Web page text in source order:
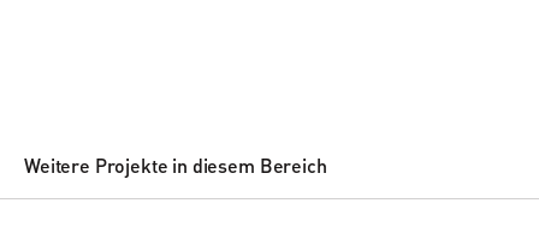
Weitere Projekte in diesem Bereich